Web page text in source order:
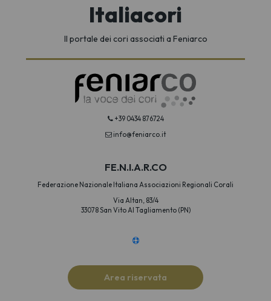
Italiacori
Il portale dei cori associati a Feniarco
+39 0434 876724
info@feniarco.it
FE.N.I.A.R.CO
Federazione Nazionale Italiana Associazioni Regionali Corali
Via Altan, 83/4
33078 San Vito Al Tagliamento (PN)
Area riservata